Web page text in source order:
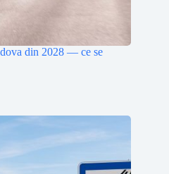
din 2028 — ce se